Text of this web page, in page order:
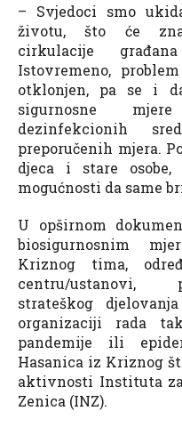
– Svjedoci smo
životu, što će
cirkulacije
Istovremeno,
otklonjen, pa se i
sigurnosne
dezinfekcionih
preporučenih mjera.
djeca i stare
mogućnosti da same
U opširnom
biosigurnosnim
Kriznog tima,
centru/ustanovi,
strateškog
organizaciji rada
pandemije ili
Hasanica iz Kriznog
aktivnosti Instituta
Zenica (INZ).